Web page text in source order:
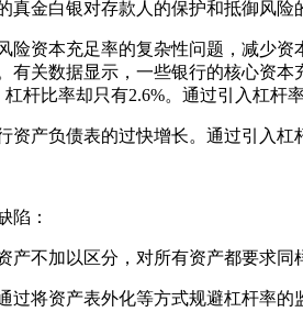
金白银对存款人的保护和抵御风险
资本充足率的复杂性问题，减少资
有关数据显示，一些银行的核心资本
杠杆比率却只有2.6%。通过引入杠
产负债表的过快增长。通过引入杠
：
不加以区分，对所有资产都要求同
将资产表外化等方式规避杠杆率的